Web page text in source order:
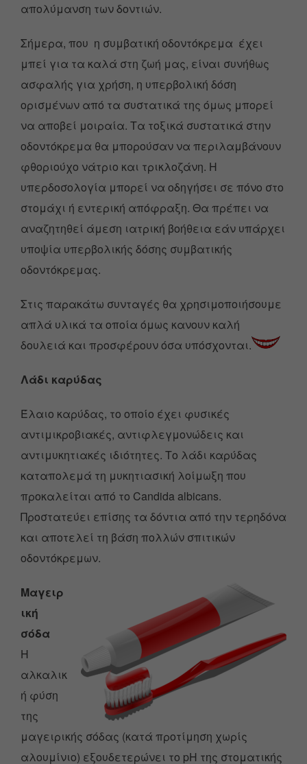
απολύμανση των δοντιών.
Σήμερα, που η συμβατική οδοντόκρεμα έχει
μπεί για τα καλά στη ζωή μας, είναι συνήθως
ασφαλής για χρήση, η υπερβολική δόση
ορισμένων από τα συστατικά της όμως μπορεί
να αποβεί μοιραία. Τα τοξικά συστατικά στην
οδοντόκρεμα θα μπορούσαν να περιλαμβάνουν
φθοριούχο νάτριο και τρικλοζάνη. Η
υπερδοσολογία μπορεί να οδηγήσει σε πόνο στο
στομάχι ή εντερική απόφραξη. Θα πρέπει να
αναζητηθεί άμεση ιατρική βοήθεια εάν υπάρχει
υποψία υπερβολικής δόσης συμβατικής
οδοντόκρεμας.
Στις παρακάτω συνταγές θα χρησιμοποιήσουμε
απλά υλικά τα οποία όμως κανουν καλή
δουλειά και προσφέρουν όσα υπόσχονται.
Λάδι καρύδας
Έλαιο καρύδας, το οποίο έχει φυσικές
αντιμικροβιακές, αντιφλεγμονώδεις και
αντιμυκητιακές ιδιότητες. Το λάδι καρύδας
καταπολεμά τη μυκητιασική λοίμωξη που
προκαλείται από το Candida albicans.
Προστατεύει επίσης τα δόντια από την τερηδόνα
και αποτελεί τη βάση πολλών σπιτικών
οδοντόκρεμων.
Μαγειρ
ική
σόδα
Η
αλκαλικ
ή φύση
της
μαγειρικής σόδας (κατά προτίμηση χωρίς
αλουμίνιο) εξουδετερώνει το pH της στοματικής